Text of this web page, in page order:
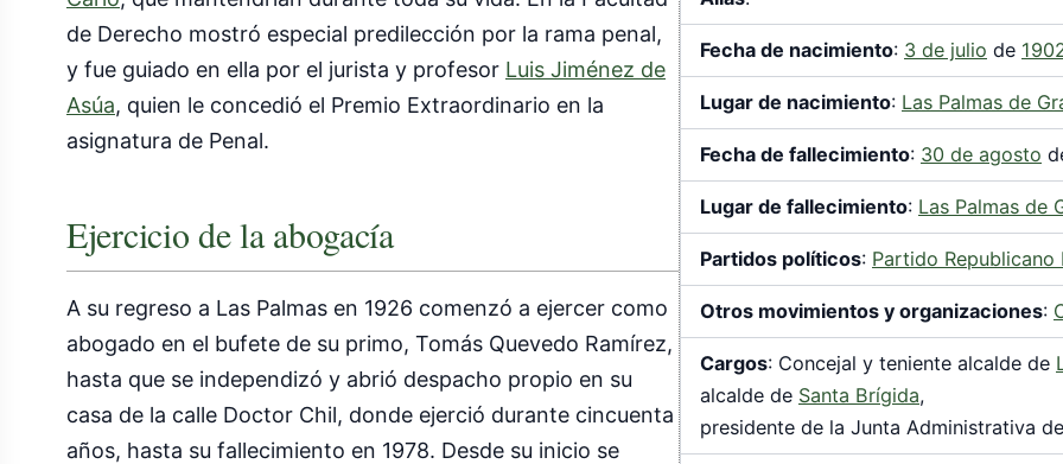
Fecha de nacimiento: 3 de julio de
Lugar de nacimiento: Las Palmas de
Fecha de fallecimiento: 30 de agosto
Lugar de fallecimiento: Las Palmas de
Partidos políticos: Partido Republicano
Otros movimientos y organizaciones:
Cargos: Concejal y teniente alcalde de
alcalde de Santa Brígida,
presidente de la Junta Administrativa
de Derecho mostró especial predilección por la rama penal,
y fue guiado en ella por el jurista y profesor Luis Jiménez de
Asúa, quien le concedió el Premio Extraordinario en la
asignatura de Penal.
Ejercicio de la abogacía
A su regreso a Las Palmas en 1926 comenzó a ejercer como
abogado en el bufete de su primo, Tomás Quevedo Ramírez,
hasta que se independizó y abrió despacho propio en su
casa de la calle Doctor Chil, donde ejerció durante cincuenta
años, hasta su fallecimiento en 1978. Desde su inicio se